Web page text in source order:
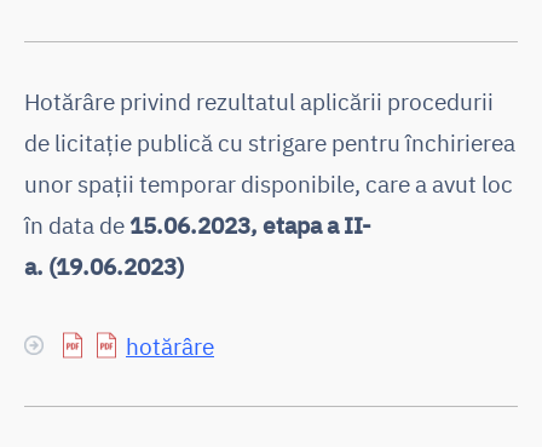
Hotărâre privind rezultatul aplicării procedurii
de licitaţie publică cu strigare pentru închirierea
unor spaţii temporar disponibile, care a avut loc
în data de 15.06.2023, etapa a II-
a. (19.06.2023)
hotărâre